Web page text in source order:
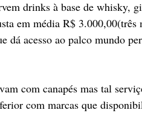
drinks à base de whisky,
em média R$
dá acesso ao palco mundo
com canapés mas tal
com marcas que